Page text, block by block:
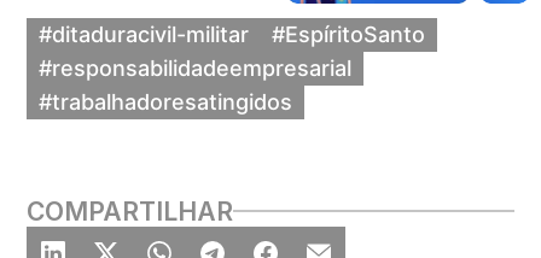
#ditaduracivil-militar
#EspíritoSanto
#responsabilidadeempresarial
#trabalhadoresatingidos
COMPARTILHAR